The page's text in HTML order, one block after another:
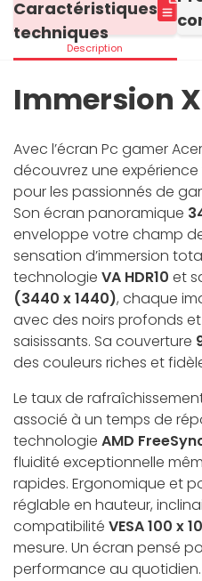
Caractéristiques
techniques
Description
Immersion
Avec l’écran Pc gamer Acer
découvrez une expérience
pour les passionnés de
Son écran panoramique
enveloppe votre champ
sensation d’immersion
technologie VA HDR10 et
(3440 x 1440), chaque
avec des noirs profonds
saisissants. Sa couverture
des couleurs riches et
Le taux de
associé à un temps de
technologie AMD
fluidité exceptionnelle
rapides. Ergonomique et
réglable en hauteur,
compatibilité VESA 100 x
mesure. Un écran pensé
performance au quotidien.